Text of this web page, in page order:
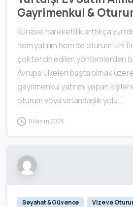
Gayrimenkul &
Küresel hareketlilik arttıkça
hem yatırım hem de oturum izni
çok tercih edilen yöntemlerden
Avrupa ülkeleri başta olmak
gayrimenkul yatırımı yapan
oturum veya vatandaşlık yolu...
11 Kasım 2025
Seyahat & Güvence
Vize ve